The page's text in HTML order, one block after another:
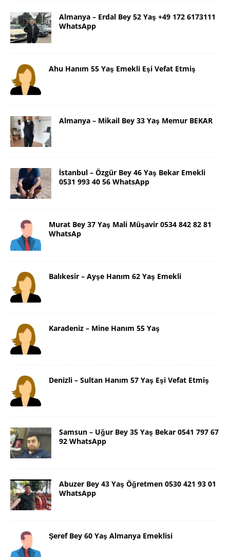
Almanya – Erdal Bey 52 Yaş +49 172 6173111
WhatsApp
Ahu Hanım 55 Yaş Emekli Eşi Vefat Etmiş
Almanya – Mikail Bey 33 Yaş Memur BEKAR
İstanbul – Özgür Bey 46 Yaş Bekar Emekli
0531 993 40 56 WhatsApp
Murat Bey 37 Yaş Mali Müşavir 0534 842 82 81
WhatsAp
Balıkesir – Ayşe Hanım 62 Yaş Emekli
Karadeniz – Mine Hanım 55 Yaş
Denizli – Sultan Hanım 57 Yaş Eşi Vefat Etmiş
Samsun – Uğur Bey 35 Yaş Bekar 0541 797 67
92 WhatsApp
Abuzer Bey 43 Yaş Öğretmen 0530 421 93 01
WhatsApp
Şeref Bey 60 Yaş Almanya Emeklisi